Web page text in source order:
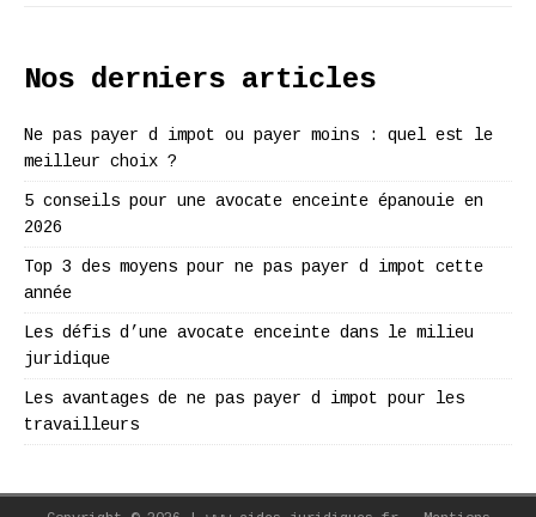
Nos derniers articles
Ne pas payer d impot ou payer moins : quel est le
meilleur choix ?
5 conseils pour une avocate enceinte épanouie en
2026
Top 3 des moyens pour ne pas payer d impot cette
année
Les défis d’une avocate enceinte dans le milieu
juridique
Les avantages de ne pas payer d impot pour les
travailleurs